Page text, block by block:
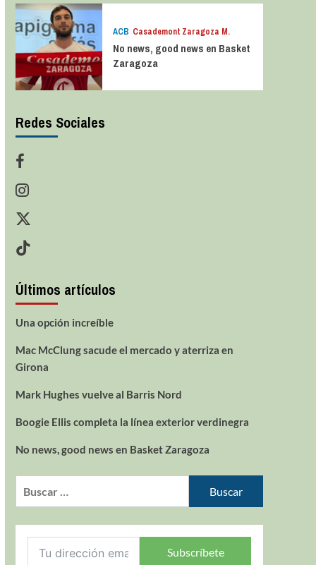
ACB Casademont Zaragoza M.
No news, good news en Basket
Zaragoza
Redes Sociales
Últimos artículos
Una opción increíble
Mac McClung sacude el mercado y aterriza en
Girona
Mark Hughes vuelve al Barris Nord
Boogie Ellis completa la línea exterior verdinegra
No news, good news en Basket Zaragoza
Subscríbete